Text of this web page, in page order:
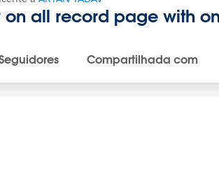
on all record page with
Compartilhada com